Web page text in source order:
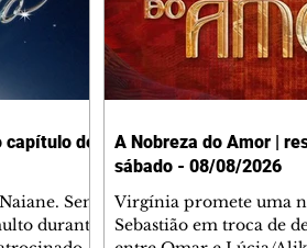
de
Sem
durante
A Nobreza do Amor |
sábado - 08/08/2026
Virgínia promete uma
Sebastião em troca de